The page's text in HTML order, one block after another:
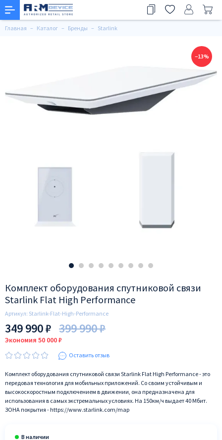
Главная Каталог Бренды Starlink
−13%
Комплект оборудования спутниковой связи
Starlink Flat High Performance
Артикул: Starlink-Flat-High-Performance
349 990 ₽ 399 990 ₽
Экономия 50 000 ₽
Оставить отзыв
Комплект оборудования спутниковой связи Starlink Flat High Performance - это
передовая технология для мобильных приложений. Со своим устойчивым и
высокоскоростным подключением в движении, она предназначена для
использования в самых экстремальных условиях. На 150км/ч выдает 40 Мбит.
ЗОНА покрытия - https://www.starlink.com/map